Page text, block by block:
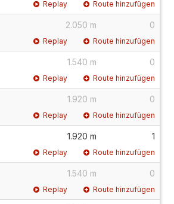
Replay Route hinzufügen
2.050 m 0
Replay Route hinzufügen
1.540 m 0
Replay Route hinzufügen
1.920 m 0
Replay Route hinzufügen
1.920 m 1
Replay Route hinzufügen
1.540 m 0
Replay Route hinzufügen